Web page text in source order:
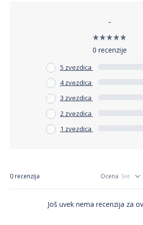
-
0 recenzije
5 zvezdica
4 zvezdica
3 zvezdica
2 zvezdica
1 zvezdica
0 recenzija Ocena
Još uvek nema recenzija za